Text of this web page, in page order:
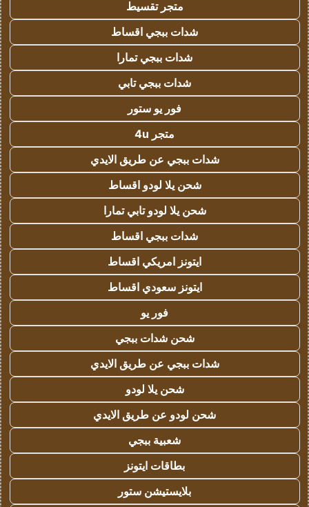
متجر تقسيط
شدات ببجي اقساط
شدات ببجي تمارا
شدات ببجي تابي
فور يو ستور
متجر 4u
شدات ببجي عن طريق الايدي
شحن يلا لودو اقساط
شحن يلا لودو تابي تمارا
شدات ببجي اقساط
ايتونز امريكي اقساط
ايتونز سعودي اقساط
فور يو
شحن شدات ببجي
شدات ببجي عن طريق الايدي
شحن يلا لودو
شحن لودو عن طريق الايدي
شعبية ببجي
بطاقات ايتونز
بلايستيشن ستور